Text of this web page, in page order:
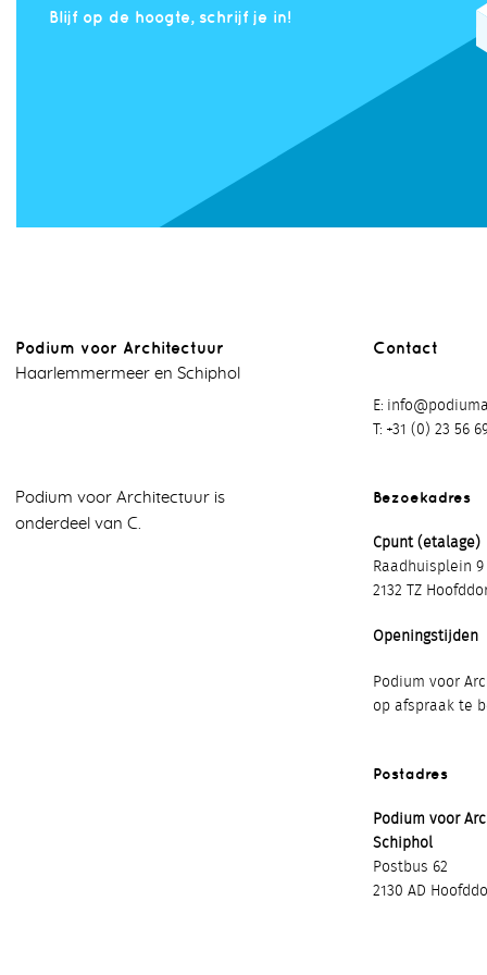
Blijf op de hoogte, schrijf je in!
Podium voor Architectuur
Haarlemmermeer en Schiphol
Podium voor Architectuur is
onderdeel van C.
Contact
E
+31 (0) 23 56
Bezoekadres
Cpunt (etalage)
Raadhuisplein 9
2132 TZ
Openingstijden
Podium voor
op afspraak te
Postadres
Podium voor
Schiphol
Postbus 62
2130 AD